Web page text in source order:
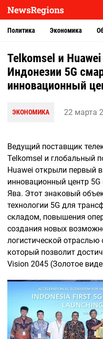
NewsRegions
Политика Экономика
Telkomsel и
Индонезии 5G
инновационный
ЭКОНОМИКА 22 марта
Ведущий поставщик
Telkomsel и глобальный
Huawei открыли первый
инновационный центр
Ява. Этот знаковый
технологии 5G для
складом, повышения
создания новых
логистической
который позволит
Vision 2045 (Золотое